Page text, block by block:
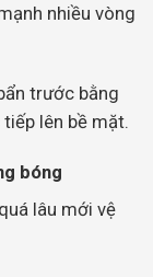
nhiều vòng
trước bằng
lên bề mặt.
bóng
lâu mới vệ